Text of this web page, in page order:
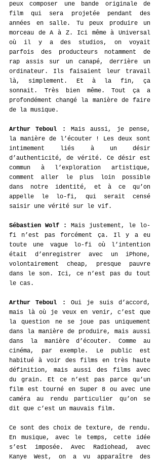
peux composer une bande originale de
film qui sera projetée pendant des
années en salle. Tu peux produire un
morceau de A à Z. Ici même à Universal
où il y a des studios, on voyait
parfois des producteurs notamment de
rap assis sur un canapé, derrière un
ordinateur. Ils faisaient leur travail
là, simplement. Et à la fin, ça
sonnait. Très bien même. Tout ça a
profondément changé la manière de faire
de la musique.
Arthur Teboul : Mais aussi, je pense,
la manière de l’écouter ! Les deux sont
intimement liés à un désir
d’authenticité, de vérité. Ce désir est
commun à l’exploration artistique,
comment aller le plus loin possible
dans notre identité, et à ce qu’on
appelle le lo-fi, qui serait censé
saisir une vérité sur le vif.
Sébastien Wolf : Mais justement, le lo-
fi n’est pas forcément ça. Il y a eu
toute une vague lo-fi où l’intention
était d’enregistrer avec un iPhone,
volontairement cheap, presque pauvre
dans le son. Ici, ce n’est pas du tout
le cas.
Arthur Teboul : Oui je suis d’accord,
mais là où je veux en venir, c’est que
la question ne se joue pas uniquement
dans la manière de produire, mais aussi
dans la manière d’écouter. Comme au
cinéma, par exemple. Le public est
habitué à voir des films en très haute
définition, mais aussi des films avec
du grain. Et ce n’est pas parce qu’un
film est tourné en Super 8 ou avec une
caméra au rendu particulier qu’on se
dit que c’est un mauvais film.
Ce sont des choix de texture, de rendu.
En musique, avec le temps, cette idée
s’est imposée. Avec Radiohead, avec
Kanye West, on a vu apparaître des